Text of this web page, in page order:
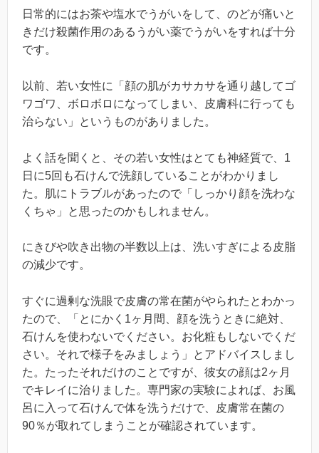
日常的にはお茶や塩水でうがいをして、のどが痛いと
きだけ殺菌作用のあるうがい薬でうがいをすれば十分
です。
以前、若い女性に「顔の肌がカサカサを通り越してゴ
ワゴワ、ボロボロになってしまい、皮膚科に行っても
治らない」というものがありました。
よく話を聞くと、その若い女性はとても神経質で、1
日に5回も石けんで洗顔していることがわかりまし
た。肌にトラブルがあったので「しっかり顔を洗わな
くちゃ」と思ったのかもしれません。
にきびや吹き出物の半数以上は、洗いすぎによる皮脂
の減少です。
すぐに過剰な洗眼で皮膚の常在菌がやられたとわかっ
たので、「とにかく1ヶ月間、顔を洗うときに絶対、
石けんを使わないでください。お化粧もしないでくだ
さい。それで様子をみましょう」とアドバイスしまし
た。たったそれだけのことですが、彼女の顔は2ヶ月
でキレイに治りました。専門家の実験によれば、お風
呂に入って石けんで体を洗うだけで、皮膚常在菌の
90％が取れてしまうことが確認されています。